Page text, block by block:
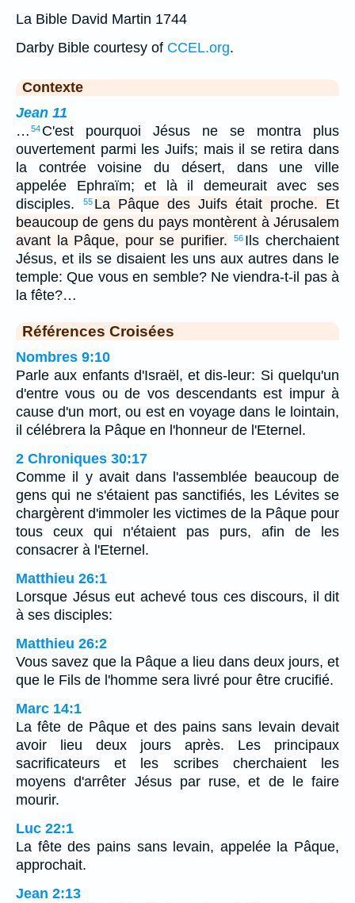
La Bible David Martin 1744
Darby Bible courtesy of CCEL.org.
Contexte
Jean 11
… 54 C'est pourquoi Jésus ne se montra plus
ouvertement parmi les Juifs; mais il se retira dans
la contrée voisine du désert, dans une ville
appelée Ephraïm; et là il demeurait avec ses
disciples.
55 La Pâque des Juifs était proche. Et
beaucoup de gens du pays montèrent à Jérusalem
avant la Pâque, pour se purifier.
56 Ils cherchaient
Jésus, et ils se disaient les uns aux autres dans le
temple: Que vous en semble? Ne viendra-t-il pas à
la fête?…
Références Croisées
Nombres 9:10
Parle aux enfants d'Israël, et dis-leur: Si quelqu'un
d'entre vous ou de vos descendants est impur à
cause d'un mort, ou est en voyage dans le lointain,
il célébrera la Pâque en l'honneur de l'Eternel.
2 Chroniques 30:17
Comme il y avait dans l'assemblée beaucoup de
gens qui ne s'étaient pas sanctifiés, les Lévites se
chargèrent d'immoler les victimes de la Pâque pour
tous ceux qui n'étaient pas purs, afin de les
consacrer à l'Eternel.
Matthieu 26:1
Lorsque Jésus eut achevé tous ces discours, il dit
à ses disciples:
Matthieu 26:2
Vous savez que la Pâque a lieu dans deux jours, et
que le Fils de l'homme sera livré pour être crucifié.
Marc 14:1
La fête de Pâque et des pains sans levain devait
avoir lieu deux jours après. Les principaux
sacrificateurs et les scribes cherchaient les
moyens d'arrêter Jésus par ruse, et de le faire
mourir.
Luc 22:1
La fête des pains sans levain, appelée la Pâque,
approchait.
Jean 2:13